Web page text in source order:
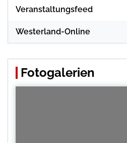
Veranstaltungsfeed
Westerland-Online
Fotogalerien